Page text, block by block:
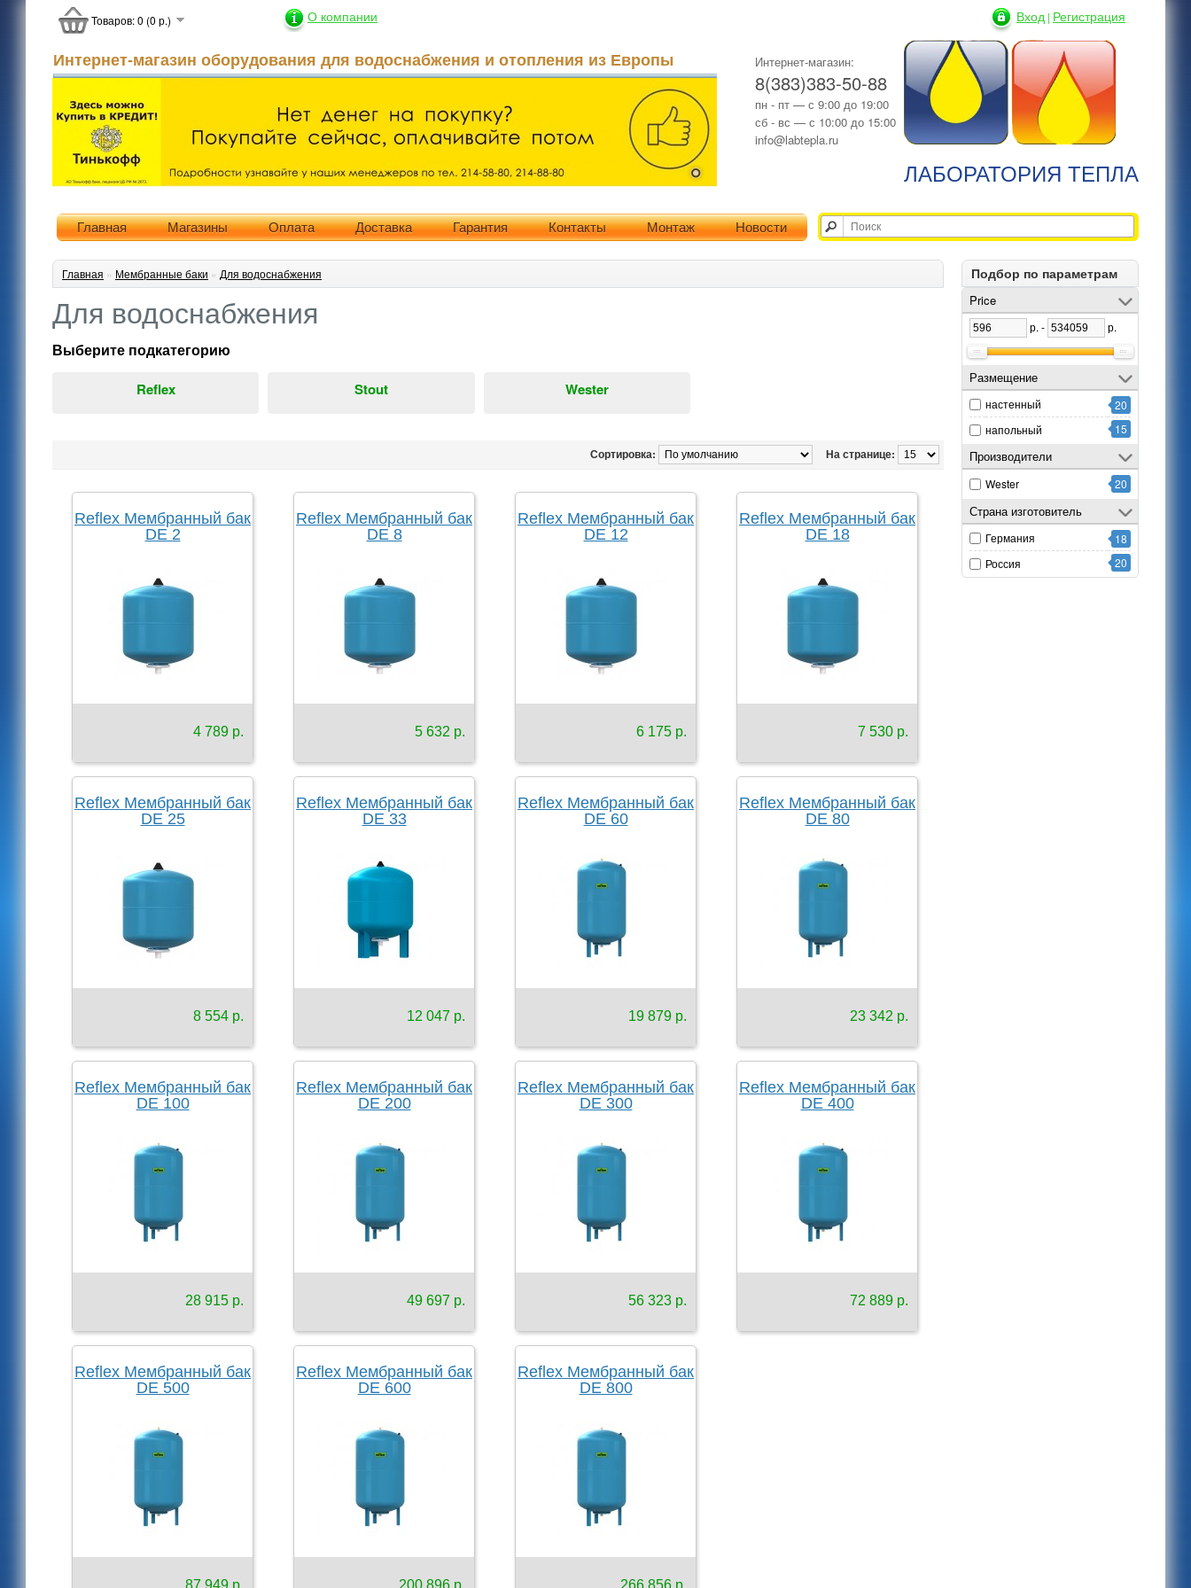
ЛАБОРАТОРИЯ ТЕПЛА
Интернет-магазин:
8(383)383-50-88
пн - пт — с 9:00 до 19:00
сб - вс — с 10:00 до 15:00
info@labtepla.ru
О компании
Интернет-магазин оборудования для водоснабжения и отопления из Европы
Товаров: 0 (0 р.) Вход | Регистрация
Главная Магазины Оплата Доставка Гарантия Контакты Монтаж Новости
Подбор по параметрам
Price
р. - р.
Размещение
настенный
20
напольный
15
Производители
Wester 20
Страна изготовитель
Германия
18
Россия
20
Главная » Мембранные баки » Для водоснабжения
Для водоснабжения
Выберите подкатегорию
Reflex Stout Wester
На странице:
Сортировка:
Reflex Мембранный бак
DE 2
4 789 р.
Reflex Мембранный бак
DE 8
5 632 р.
Reflex Мембранный бак
DE 12
6 175 р.
Reflex Мембранный бак
DE 18
7 530 р.
Reflex Мембранный бак
DE 25
8 554 р.
Reflex Мембранный бак
DE 33
12 047 р.
Reflex Мембранный бак
DE 60
19 879 р.
Reflex Мембранный бак
DE 80
23 342 р.
Reflex Мембранный бак
DE 100
28 915 р.
Reflex Мембранный бак
DE 200
49 697 р.
Reflex Мембранный бак
DE 300
56 323 р.
Reflex Мембранный бак
DE 400
72 889 р.
Reflex Мембранный бак
DE 500
87 949 р.
Reflex Мембранный бак
DE 600
200 896 р.
Reflex Мембранный бак
DE 800
266 856 р.